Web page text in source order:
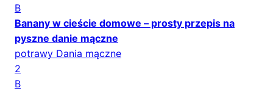
B
Banany w cieście domowe – prosty przepis na
pyszne danie mączne
potrawy Dania mączne
2
B